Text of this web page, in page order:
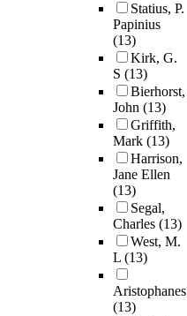
Statius, P.
Papinius
(13)
Kirk, G.
S (13)
Bierhorst,
John (13)
Griffith,
Mark (13)
Harrison,
Jane Ellen
(13)
Segal,
Charles (13)
West, M.
L (13)
Aristophanes
(13)